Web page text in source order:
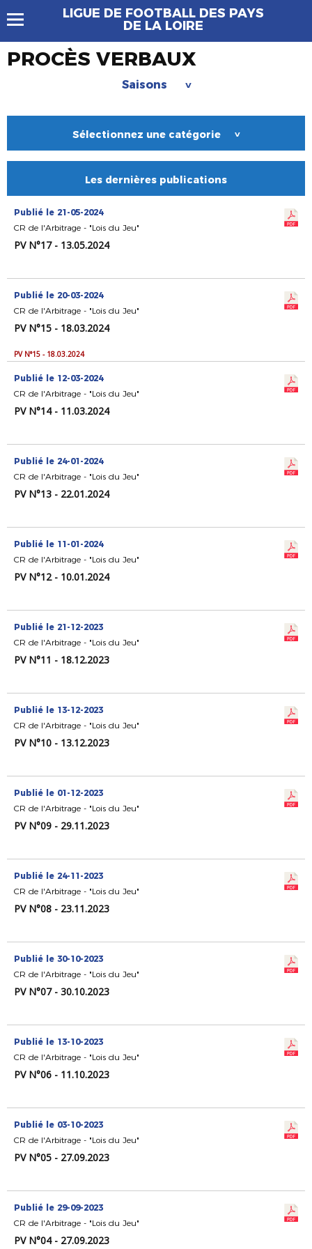
LIGUE DE FOOTBALL DES PAYS
DE LA LOIRE
PROCÈS VERBAUX
Saisons >
Sélectionnez une catégorie >
Les dernières publications
Publié le 21-05-2024
CR de l'Arbitrage - "Lois du Jeu"
PV N°17 - 13.05.2024
Publié le 20-03-2024
CR de l'Arbitrage - "Lois du Jeu"
PV N°15 - 18.03.2024
PV N°15 - 18.03.2024
Publié le 12-03-2024
CR de l'Arbitrage - "Lois du Jeu"
PV N°14 - 11.03.2024
Publié le 24-01-2024
CR de l'Arbitrage - "Lois du Jeu"
PV N°13 - 22.01.2024
Publié le 11-01-2024
CR de l'Arbitrage - "Lois du Jeu"
PV N°12 - 10.01.2024
Publié le 21-12-2023
CR de l'Arbitrage - "Lois du Jeu"
PV N°11 - 18.12.2023
Publié le 13-12-2023
CR de l'Arbitrage - "Lois du Jeu"
PV N°10 - 13.12.2023
Publié le 01-12-2023
CR de l'Arbitrage - "Lois du Jeu"
PV N°09 - 29.11.2023
Publié le 24-11-2023
CR de l'Arbitrage - "Lois du Jeu"
PV N°08 - 23.11.2023
Publié le 30-10-2023
CR de l'Arbitrage - "Lois du Jeu"
PV N°07 - 30.10.2023
Publié le 13-10-2023
CR de l'Arbitrage - "Lois du Jeu"
PV N°06 - 11.10.2023
Publié le 03-10-2023
CR de l'Arbitrage - "Lois du Jeu"
PV N°05 - 27.09.2023
Publié le 29-09-2023
CR de l'Arbitrage - "Lois du Jeu"
PV N°04 - 27.09.2023